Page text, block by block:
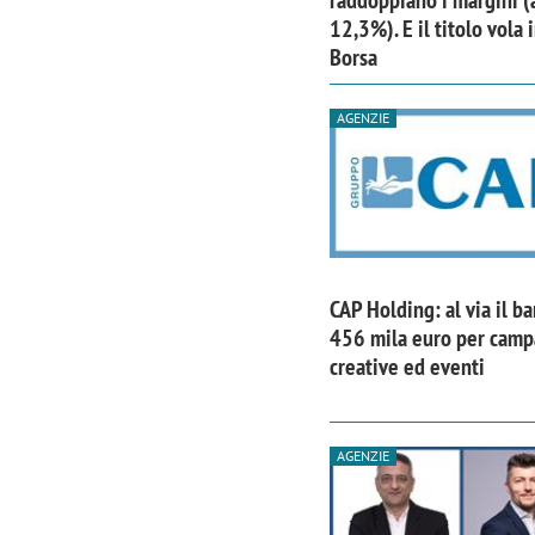
12,3%). E il titolo vola
Borsa
AGENZIE
CAP Holding: al via il
456 mila euro per
creative ed eventi
AGENZIE
comunicazione crea un brand food:
«La